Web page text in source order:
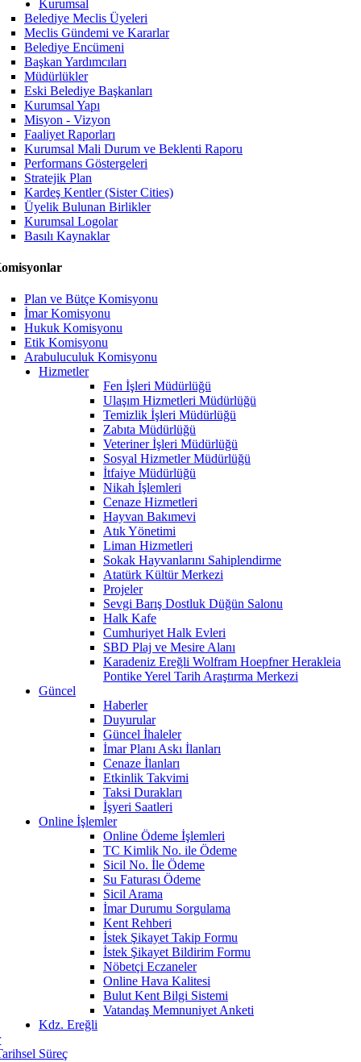
Kurumsal
Belediye Meclis Üyeleri
Meclis Gündemi ve Kararlar
Belediye Encümeni
Başkan Yardımcıları
Müdürlükler
Eski Belediye Başkanları
Kurumsal Yapı
Misyon - Vizyon
Faaliyet Raporları
Kurumsal Mali Durum ve Beklenti Raporu
Performans Göstergeleri
Stratejik Plan
Kardeş Kentler (Sister Cities)
Üyelik Bulunan Birlikler
Kurumsal Logolar
Basılı Kaynaklar
Plan ve Bütçe Komisyonu
İmar Komisyonu
Hukuk Komisyonu
Etik Komisyonu
Arabuluculuk Komisyonu
Hizmetler
Fen İşleri Müdürlüğü
Ulaşım Hizmetleri Müdürlüğü
Temizlik İşleri Müdürlüğü
Zabıta Müdürlüğü
Veteriner İşleri Müdürlüğü
Sosyal Hizmetler Müdürlüğü
İtfaiye Müdürlüğü
Nikah İşlemleri
Cenaze Hizmetleri
Hayvan Bakımevi
Atık Yönetimi
Liman Hizmetleri
Sokak Hayvanlarını Sahiplendirme
Atatürk Kültür Merkezi
Projeler
Sevgi Barış Dostluk Düğün Salonu
Halk Kafe
Cumhuriyet Halk Evleri
SBD Plaj ve Mesire Alanı
Karadeniz Ereğli Wolfram Hoepfner Herakleia
Pontike Yerel Tarih Araştırma Merkezi
Güncel
Haberler
Duyurular
Güncel İhaleler
İmar Planı Askı İlanları
Cenaze İlanları
Etkinlik Takvimi
Taksi Durakları
İşyeri Saatleri
Online İşlemler
Online Ödeme İşlemleri
TC Kimlik No. ile Ödeme
Sicil No. İle Ödeme
Su Faturası Ödeme
Sicil Arama
İmar Durumu Sorgulama
Kent Rehberi
İstek Şikayet Takip Formu
İstek Şikayet Bildirim Formu
Nöbetçi Eczaneler
Online Hava Kalitesi
Bulut Kent Bilgi Sistemi
Vatandaş Memnuniyet Anketi
Kdz. Ereğli
Süreç